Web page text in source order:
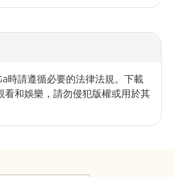
時請遵循必要的法律法規。下載
看和娛樂，請勿侵犯版權或用於其